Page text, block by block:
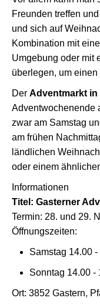
Freunden treffen
und sich auf
Kombination mit
Umgebung oder mit
überlegen, um
Der Adventmarkt in
Adventwochenende
zwar am Samstag
am frühen
ländlichen
oder einem
Informationen
Titel: Gasterner
Termin: 28. und 29.
Öffnungszeiten:
Samstag 14.00
Sonntag 14.00 -
Ort: 3852 Gastern,